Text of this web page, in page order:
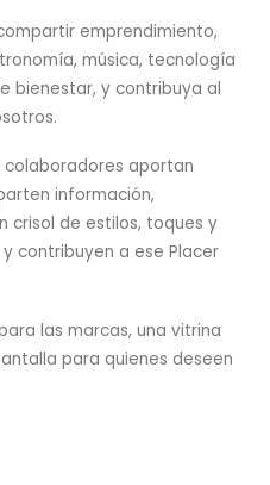
Top
emprendimiento,
música, tecnología
bienestar, y contribuya al
colaboradores aportan
información,
crisol de estilos, toques y
contribuyen a ese Placer
las marcas, una vitrina
para quienes deseen